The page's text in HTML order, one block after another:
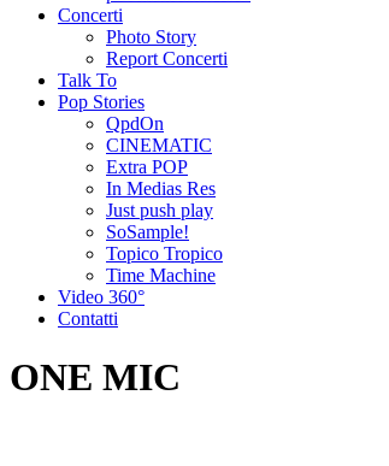
Concerti
Photo Story
Report Concerti
Talk To
Pop Stories
QpdOn
CINEMATIC
Extra POP
In Medias Res
Just push play
SoSample!
Topico Tropico
Time Machine
Video 360°
Contatti
ONE MIC